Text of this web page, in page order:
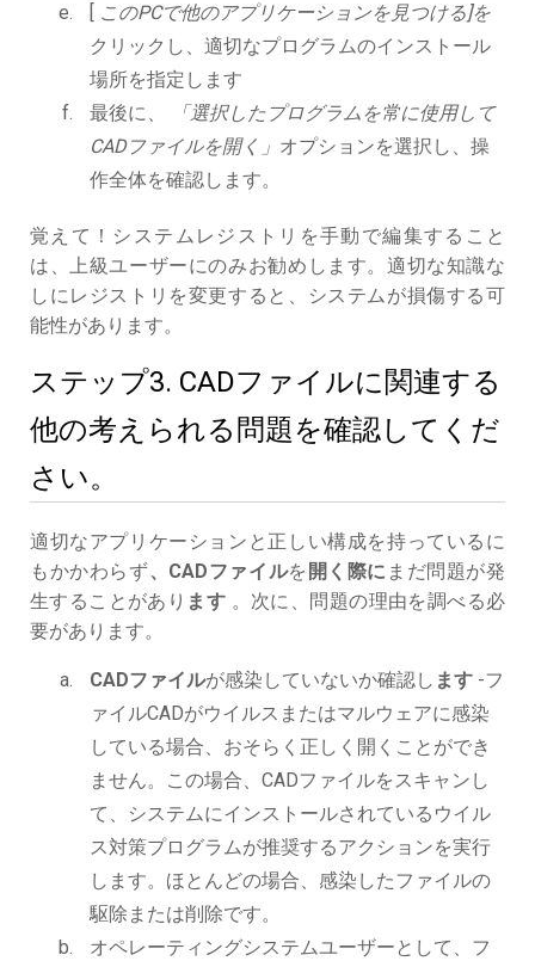
[ このPCで他のアプリケーションを見つける]を
クリックし、適切なプログラムのインストール
場所を指定します
最後に、
「選択したプログラムを常に使用して
CADファイルを開く」 オプションを選択し、操
作全体を確認します。
覚えて！システムレジストリを手動で編集すること
は、上級ユーザーにのみお勧めします。適切な知識な
しにレジストリを変更すると、システムが損傷する可
能性があります。
ステップ3. CADファイルに関連する
他の考えられる問題を確認してくだ
さい。
適切なアプリケーションと正しい構成を持っているに
もかかわらず、CADファイルを 開く際に まだ問題が発
生することがあり ます 。次に、問題の理由を調べる必
要があります。
CADファイルが感染していないか確認し ます -フ
ァイルCADがウイルスまたはマルウェアに感染
している場合、おそらく正しく開くことができ
ません。この場合、CADファイルをスキャンし
て、システムにインストールされているウイル
ス対策プログラムが推奨するアクションを実行
します。ほとんどの場合、感染したファイルの
駆除または削除です。
オペレーティングシステムユーザーとして、フ